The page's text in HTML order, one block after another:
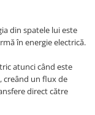
din spatele lui este
în energie electrică.
atunci când este
creând un flux de
direct către